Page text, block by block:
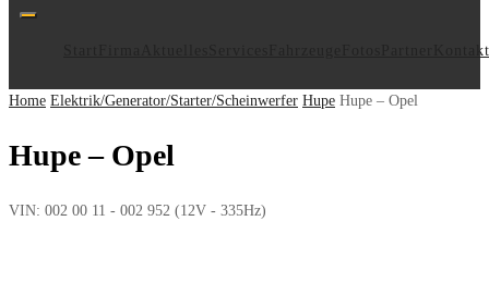
Kontakt
Home Elektrik/Generator/Starter/Scheinwerfer Hupe Hupe – Opel
Hupe – Opel
VIN: 002 00 11 - 002 952 (12V - 335Hz)